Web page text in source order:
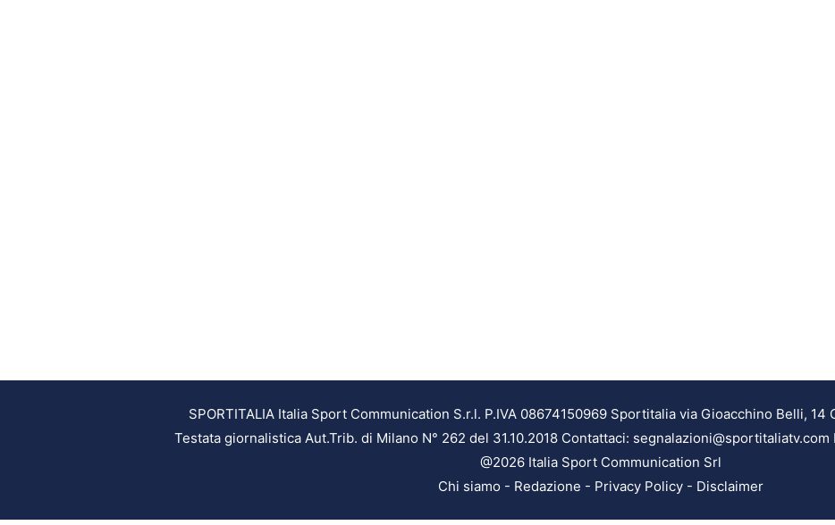
SPORTITALIA Italia Sport Communication S.r.l. P.IVA 08674150969 Sportitalia via Gioacchino Belli, 14
Testata giornalistica Aut.Trib. di Milano N° 262 del 31.10.2018 Contattaci:
@2026 Italia Sport Communication Srl
Chi siamo - Redazione - Privacy Policy - Disclaimer